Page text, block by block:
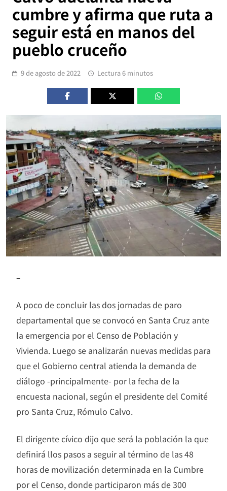
cumbre y afirma que ruta a
seguir está en manos del
pueblo cruceño
9 de agosto de 2022 Lectura 6 minutos
–
A poco de concluir las dos jornadas de paro
departamental que se convocó en Santa Cruz ante
la emergencia por el Censo de Población y
Vivienda. Luego se analizarán nuevas medidas para
que el Gobierno central atienda la demanda de
diálogo -principalmente- por la fecha de la
encuesta nacional, según el presidente del Comité
pro Santa Cruz, Rómulo Calvo.
El dirigente cívico dijo que será la población la que
definirá llos pasos a seguir al término de las 48
horas de movilización determinada en la Cumbre
por el Censo, donde participaron más de 300